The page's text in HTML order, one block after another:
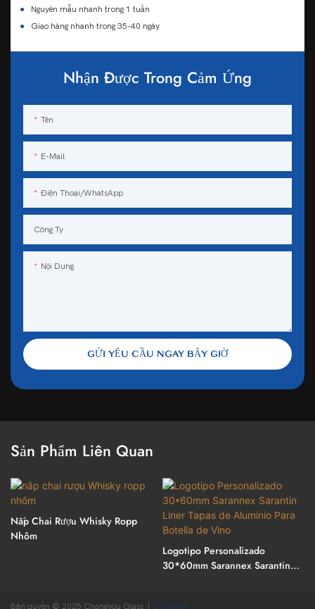
●
Nguyên mẫu nhanh trong 1 tuần
●
Giao hàng nhanh trong 35-40 ngày
Nhận Được Trong Cảm Ứng
Tên
E-Mail
Điện Thoại/WhatsApp
Công Ty
Nội Dung
GỬI YÊU CẦU NGAY BÂY GIỜ
Sản Phẩm Liên Quan
Nắp Chai Rượu Whisky Ropp
Nhôm
Logotipo Personalizado
30*60mm Sarannex Sarantin
Bản quyền © 2025 Changyou Glass | SITEMAP